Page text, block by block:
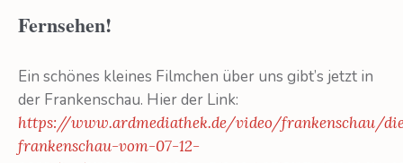
Fernsehen!
Ein schönes kleines Filmchen über uns gibt’s jetzt in
der Frankenschau. Hier der Link:
https://www.ardmediathek.de/video/frankenschau/
frankenschau-vom-07-12-